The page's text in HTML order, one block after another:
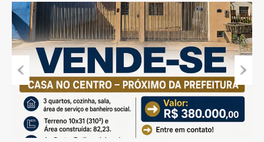
Previous Next